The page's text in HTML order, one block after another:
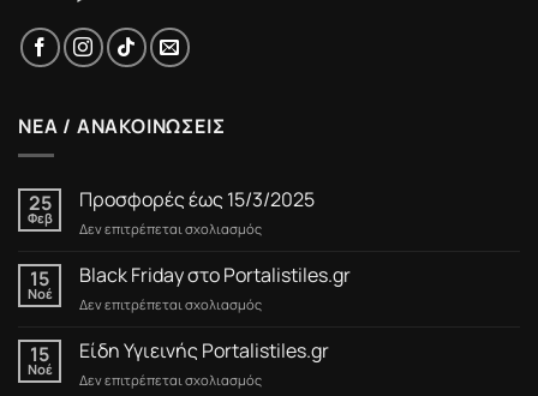
ΝΕΑ / ΑΝΑΚΟΙΝΩΣΕΙΣ
25
Φεβ
Προσφορές έως 15/3/2025
Δεν επιτρέπεται σχολιασμόςστο
έως
15/3/2025
15
Νοέ
Black Friday στο Portalistiles.gr
Δεν επιτρέπεται σχολιασμόςστο
Friday
στο
Portalistiles.gr
15
Νοέ
Είδη Υγιεινής Portalistiles.gr
Δεν επιτρέπεται σχολιασμόςστο